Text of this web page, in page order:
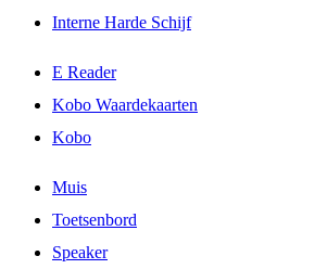
Interne Harde Schijf
E Reader
Kobo Waardekaarten
Kobo
Muis
Toetsenbord
Speaker